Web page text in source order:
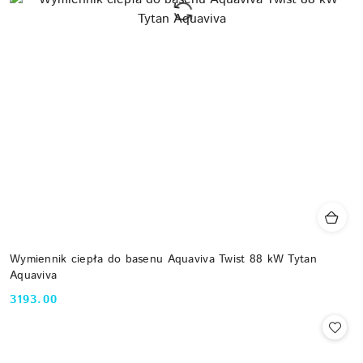
Wymiennik ciepła do basenu Aquaviva Twist 88 kW Tytan
Aquaviva
Cena:
3193.00